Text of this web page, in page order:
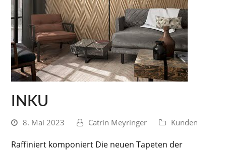
INKU
8. Mai 2023 Catrin Meyringer Kunden
Raffiniert komponiert Die neuen Tapeten der